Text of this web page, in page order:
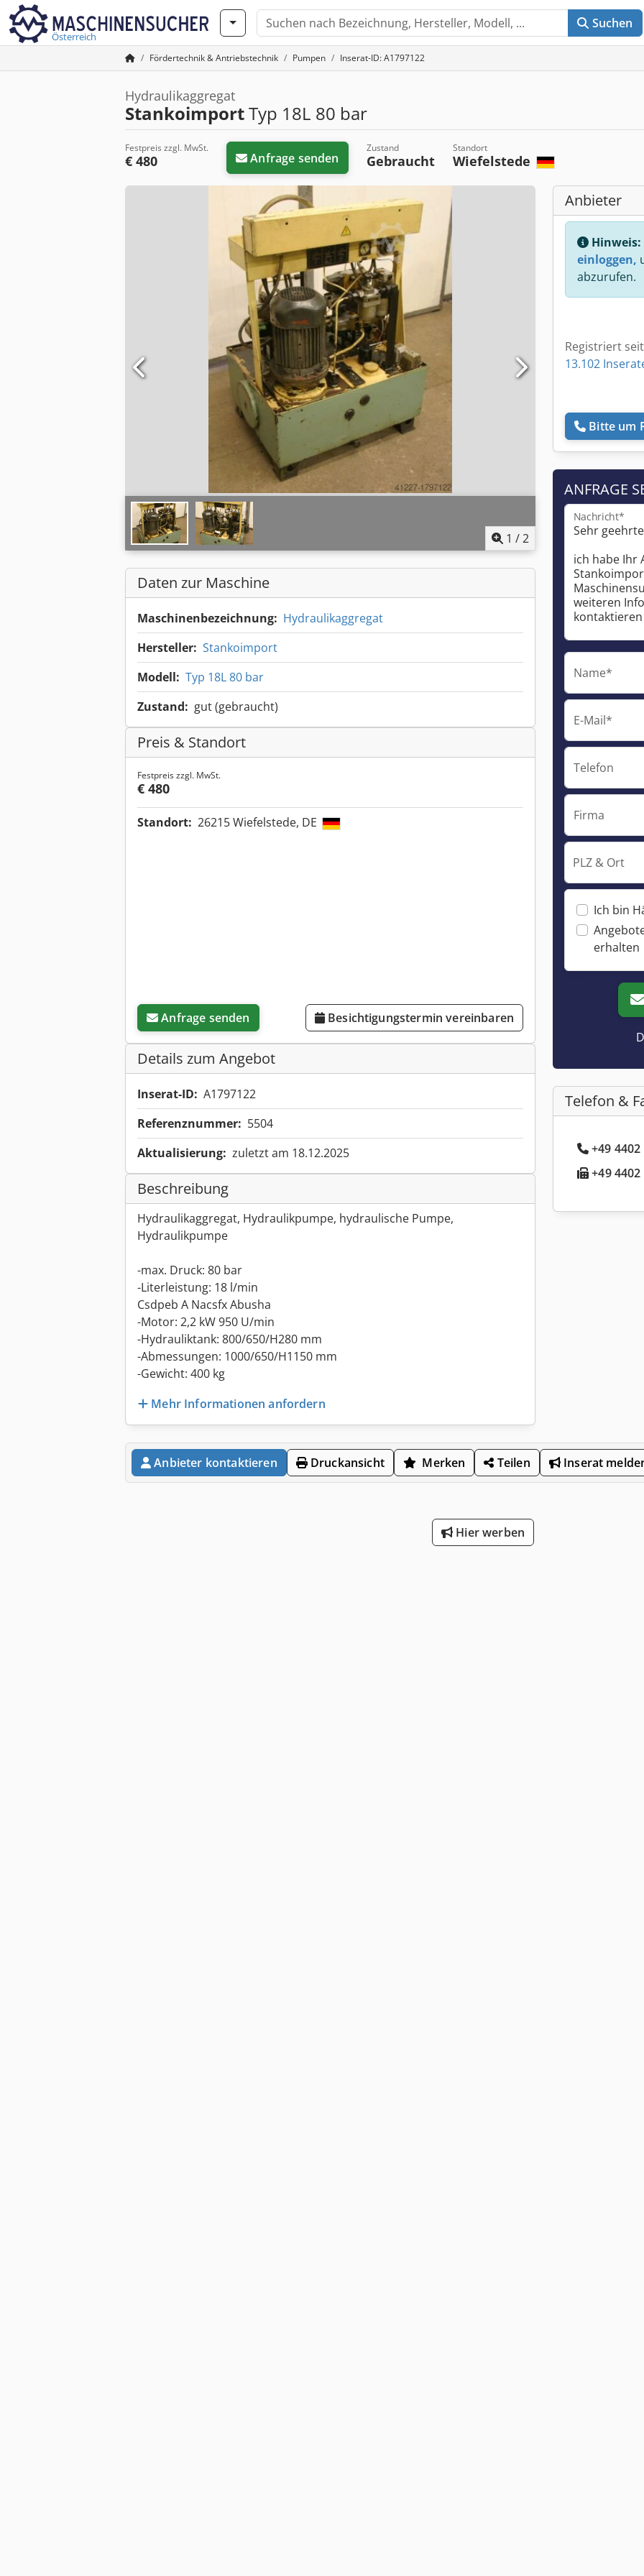
Österreich
Suchen
Fördertechnik & Antriebstechnik Pumpen Inserat-ID: A1797122
Hydraulikaggregat
StankoimportTyp 18L 80 bar
Festpreis zzgl. MwSt.
€ 480 Anfrage senden
Zustand
Gebraucht
Standort
Wiefelstede
1 /2
Daten zur Maschine
Maschinenbezeichnung: Hydraulikaggregat
Hersteller: Stankoimport
Modell: Typ 18L 80 bar
Zustand: gut (gebraucht)
Preis & Standort
Festpreis zzgl. MwSt.
€ 480
Standort: 26215 Wiefelstede, DE
Anfrage senden Besichtigungstermin vereinbaren
Details zum Angebot
Inserat-ID: A1797122
Referenznummer: 5504
Aktualisierung: zuletzt am 18.12.2025
Beschreibung
Hydraulikaggregat, Hydraulikpumpe, hydraulische Pumpe,
Hydraulikpumpe
-max. Druck: 80 bar
-Literleistung: 18 l/min
Csdpeb A Nacsfx Abusha
-Motor: 2,2 kW 950 U/min
-Hydrauliktank: 800/650/H280 mm
-Abmessungen: 1000/650/H1150 mm
-Gewicht: 400 kg
Mehr Informationen anfordern
Anbieter
Hinweis:
einloggen,
abzurufen.
Registriert
13.102
Bitte um
ANFRAGE
Nachricht*
Name*
E-Mail*
Telefon
Firma
PLZ & Ort
Ich bin
erhalten
Telefon &
+49
+49
Anbieter kontaktieren Druckansicht Merken Teilen Inserat
Hier werben